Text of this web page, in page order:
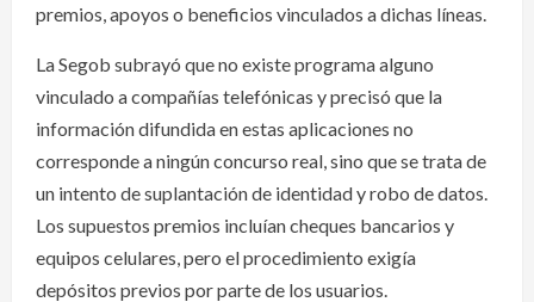
premios, apoyos o beneficios vinculados a dichas líneas.
La Segob subrayó que no existe programa alguno
vinculado a compañías telefónicas y precisó que la
información difundida en estas aplicaciones no
corresponde a ningún concurso real, sino que se trata de
un intento de suplantación de identidad y robo de datos.
Los supuestos premios incluían cheques bancarios y
equipos celulares, pero el procedimiento exigía
depósitos previos por parte de los usuarios.